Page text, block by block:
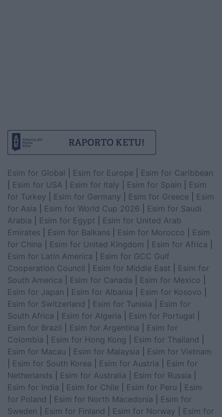
Esim for Global Esim for Europe
Esim for Caribbean
Esim for USA Esim for Italy Esim for Spain
Esim
for Turkey
Esim for Germany Esim for Greece
Esim
for Asia
Esim for World Cup 2026
Esim for Saudi
Arabia
Esim for Egypt
Esim for United Arab
Emirates
Esim for Balkans Esim for Morocco
Esim
for China
Esim for United Kingdom Esim for Africa
Esim for Latin America
Esim for GCC Gulf
Cooperation Council
Esim for Middle East
Esim for
South America
Esim for Canada Esim for Mexico
Esim for Japan
Esim for Albania Esim for Kosovo
Esim for Switzerland
Esim for Tunisia
Esim for
South Africa
Esim for Algeria Esim for Portugal
Esim for Brazil
Esim for Argentina
Esim for
Colombia
Esim for Hong Kong Esim for Thailand
Esim for Macau
Esim for Malaysia
Esim for Vietnam
Esim for South Korea Esim for Austria
Esim for
Netherlands
Esim for Australia Esim for Russia
Esim for India
Esim for Chile Esim for Peru
Esim
for Poland
Esim for North Macedonia
Esim for
Sweden
Esim for Finland Esim for Norway
Esim for